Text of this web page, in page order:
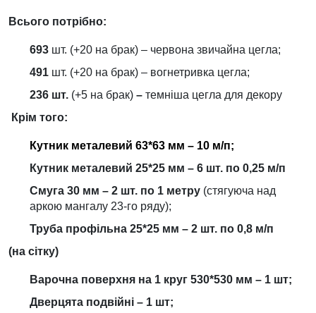
Всього потрібно:
693 шт. (+20 на брак) – червона звичайна цегла;
491 шт. (+20 на брак) – вогнетривка цегла;
236 шт. (+5 на брак) – темніша цегла для декору
Крім того:
Кутник металевий 63*63 мм – 10 м/п;
Кутник металевий 25*25 мм – 6 шт. по 0,25 м/п
Смуга 30 мм – 2 шт. по 1 метру (стягуюча над
аркою мангалу 23-го ряду);
Труба профільна 25*25 мм – 2 шт. по 0,8 м/п
(на сітку)
Варочна поверхня на 1 круг 530*530 мм – 1 шт;
Дверцята подвійні – 1 шт;